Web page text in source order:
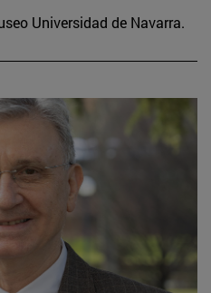
Universidad de Navarra.